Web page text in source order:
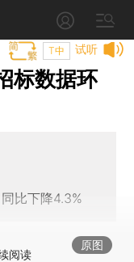
试听
T中
标数据环
比下降4.3%
原图
阅读